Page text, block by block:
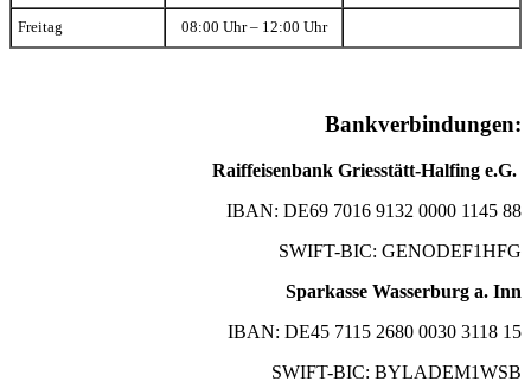
Freitag 08:00 Uhr – 12:00 Uhr
Bankverbindungen:
Raiffeisenbank Griesstätt-Halfing e.G.
IBAN: DE69 7016 9132 0000 1145 88
SWIFT-BIC: GENODEF1HFG
Sparkasse Wasserburg a. Inn
IBAN: DE45 7115 2680 0030 3118 15
SWIFT-BIC: BYLADEM1WSB